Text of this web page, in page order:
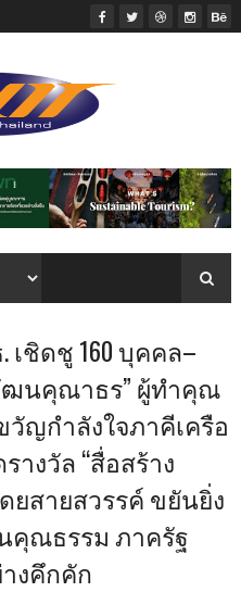
เชิดชู 160 บุคคล–
ฒนคุณาธร” ผู้ทำคุณ
ญกำลังใจภาคีเครือ
างวัล “สื่อสร้าง
ยสายสวรรค์ ขยันยิ่ง
คุณธรรม ภาครัฐ
งคึกคัก